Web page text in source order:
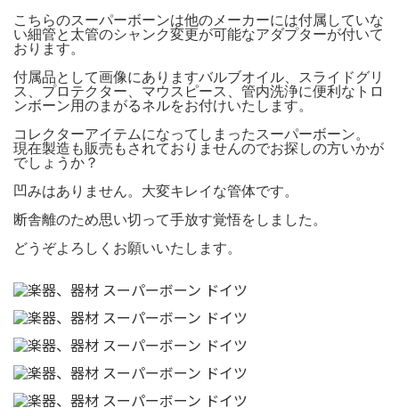
こちらのスーパーボーンは他のメーカーには付属していな
い細管と太管のシャンク変更が可能なアダプターが付いて
おります。
付属品として画像にありますバルブオイル、スライドグリ
ス、プロテクター、マウスピース、管内洗浄に便利なトロ
ンボーン用のまがるネルをお付けいたします。
コレクターアイテムになってしまったスーパーボーン。
現在製造も販売もされておりませんのでお探しの方いかが
でしょうか？
凹みはありません。大変キレイな管体です。
断舎離のため思い切って手放す覚悟をしました。
どうぞよろしくお願いいたします。